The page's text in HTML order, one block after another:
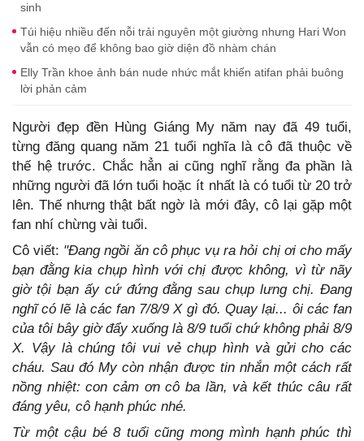
sinh
Túi hiệu nhiều đến nỗi trải nguyên một giường nhưng Hari Won
vẫn có mẹo để không bao giờ diện đồ nhàm chán
Elly Trần khoe ảnh bán nude nhức mắt khiến atifan phải buông
lời phản cảm
Người đẹp đền Hùng Giáng My năm nay đã 49 tuổi,
từng đăng quang năm 21 tuổi nghĩa là cô đã thuộc về
thế hệ trước. Chắc hẳn ai cũng nghĩ rằng đa phần là
những người đã lớn tuổi hoặc ít nhất là có tuổi từ 20 trở
lên. Thế nhưng thật bất ngờ là mới đây, cô lại gặp một
fan nhí chừng vài tuổi.
Cô viết: "Đang ngồi ăn cô phục vụ ra hỏi chị ơi cho mấy
bạn đằng kia chụp hình với chị được không, vì từ nãy
giờ tội bạn ấy cứ đứng đằng sau chụp lưng chị. Đang
nghĩ có lẽ là các fan 7/8/9 X gì đó. Quay lại... ôi các fan
của tôi bây giờ đẩy xuống là 8/9 tuổi chứ không phải 8/9
X. Vậy là chúng tôi vui vẻ chụp hình và gửi cho các
cháu. Sau đó My còn nhận được tin nhắn một cách rất
nồng nhiệt: con cảm ơn cô ba lần, và kết thúc câu rất
đáng yêu, cô hạnh phúc nhé.
Từ một cậu bé 8 tuổi cũng mong mình hạnh phúc thì